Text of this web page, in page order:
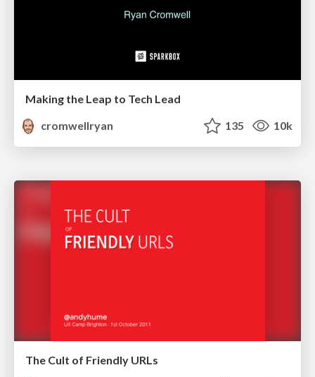
Making the Leap to Tech Lead
cromwellryan
135 10k
The Cult of Friendly URLs